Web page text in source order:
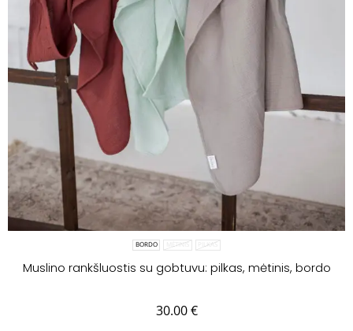
BORDO MĖTINIS PILKAS
Muslino rankšluostis su gobtuvu: pilkas, mėtinis, bordo
30.00€